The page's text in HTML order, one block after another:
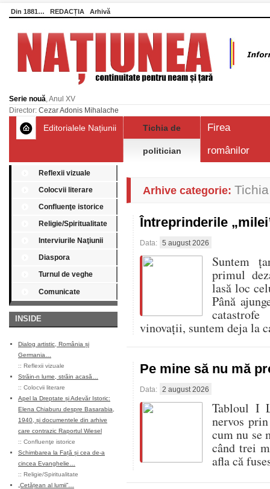
Din 1881… REDACȚIA Arhivă
Serie nouă, Anul XV
Director: Cezar Adonis Mihalache
Editorialele Națiunii Tichia de
politician
Firea
românilor
Reflexii vizuale
Colocvii literare
Confluenţe istorice
Religie/Spiritualitate
Interviurile Naţiunii
Diaspora
Turnul de veghe
Comunicate
INSIDE
Dialog artistic, România și
Germania…
:: Reflexii vizuale
Străin-n lume, străin acasă…
:: Colocvii literare
Apel la Dreptate și Adevăr Istoric:
Elena Chiaburu despre Basarabia,
1940, și documentele din arhive
care contrazic Raportul Wiesel
:: Confluenţe istorice
Schimbarea la Față și cea de-a
cincea Evanghelie…
:: Religie/Spiritualitate
„Cetățean al lumii”…
Arhive categorie:
Întreprinderile
Data: 5 august 2026
Suntem
primul
lasă loc
Până
vinovații, suntem deja la
Pe mine să nu mă
Data: 2 august 2026
Tabloul I
nervos
cum nu se
când trei
afla că